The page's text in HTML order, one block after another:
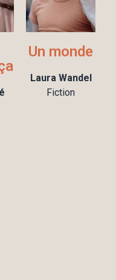
Un monde
Laura Wandel
Fiction